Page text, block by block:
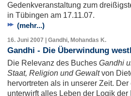
Gedenkveranstaltung zum
in Tübingen am 17.11.07.
(mehr...)
16. Juni 2007 | Gandhi, Mohandas K.
Gandhi - Die Überwindung
Die Relevanz des Buches Gandhi
Staat, Religion und Gewaltvon
hervortreten als in unserer Zeit.
unterwirft alles Leben der Logik